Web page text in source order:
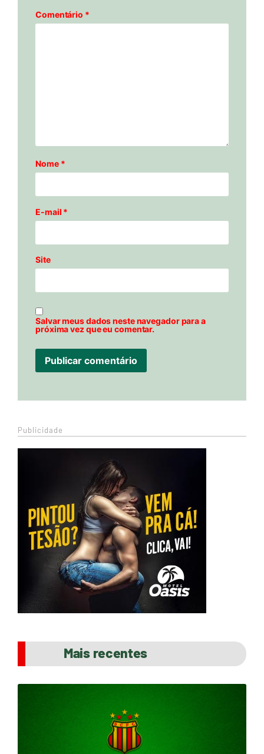
Comentário *
Nome *
E-mail *
Site
Salvar meus dados neste navegador para a
próxima vez que eu comentar.
Publicidade
Mais recentes